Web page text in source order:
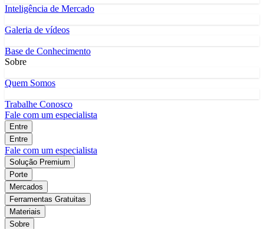
Inteligência de Mercado
Galeria de vídeos
Base de Conhecimento
Sobre
Quem Somos
Trabalhe Conosco
Fale com um especialista
Entre
Entre
Fale com um especialista
Solução Premium
Porte
Mercados
Ferramentas Gratuitas
Materiais
Sobre